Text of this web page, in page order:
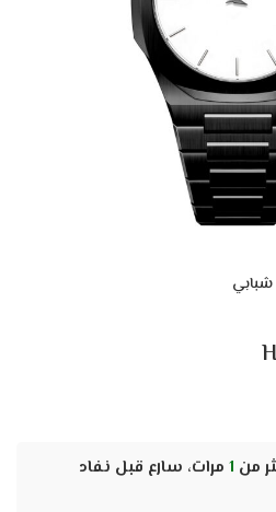
من 1 مرات، سارع قبل نفاد